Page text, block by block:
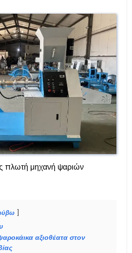
πλωτή μηχανή ψαριών
αξιοθέατα στον